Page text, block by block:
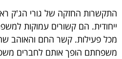
התקשרות החזקה של גורי הג'ק
ייחודית. הם קשורים עמוקות
מכל פעילות. קשר החם והאוהב
משפחתם הופך אותם לחברים